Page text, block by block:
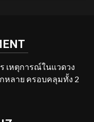
เหตุการณ์ในแวดวง
หลาย ครอบคลุมทั้ง 2